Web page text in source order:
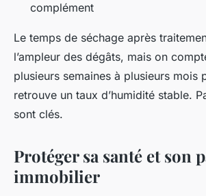
complément
Le temps de séchage après
l’ampleur des dégâts, mais on
plusieurs semaines à plusieurs mois
retrouve un taux d’humidité stable.
sont clés.
Protéger sa santé et son
immobilier